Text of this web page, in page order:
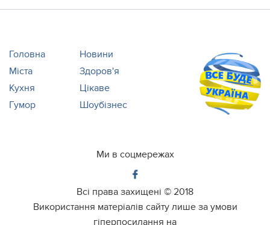
Головна
Новини
Міста
Здоров'я
Кухня
Цікаве
Гумор
Шоубізнес
Ми в соцмережах
Всі права захищені © 2018
Використання матеріалів сайту лише за умови
гіперпосилання на